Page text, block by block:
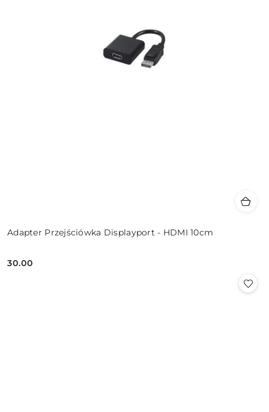
Adapter Przejściówka Displayport - HDMI 10cm
Cena:
30.00